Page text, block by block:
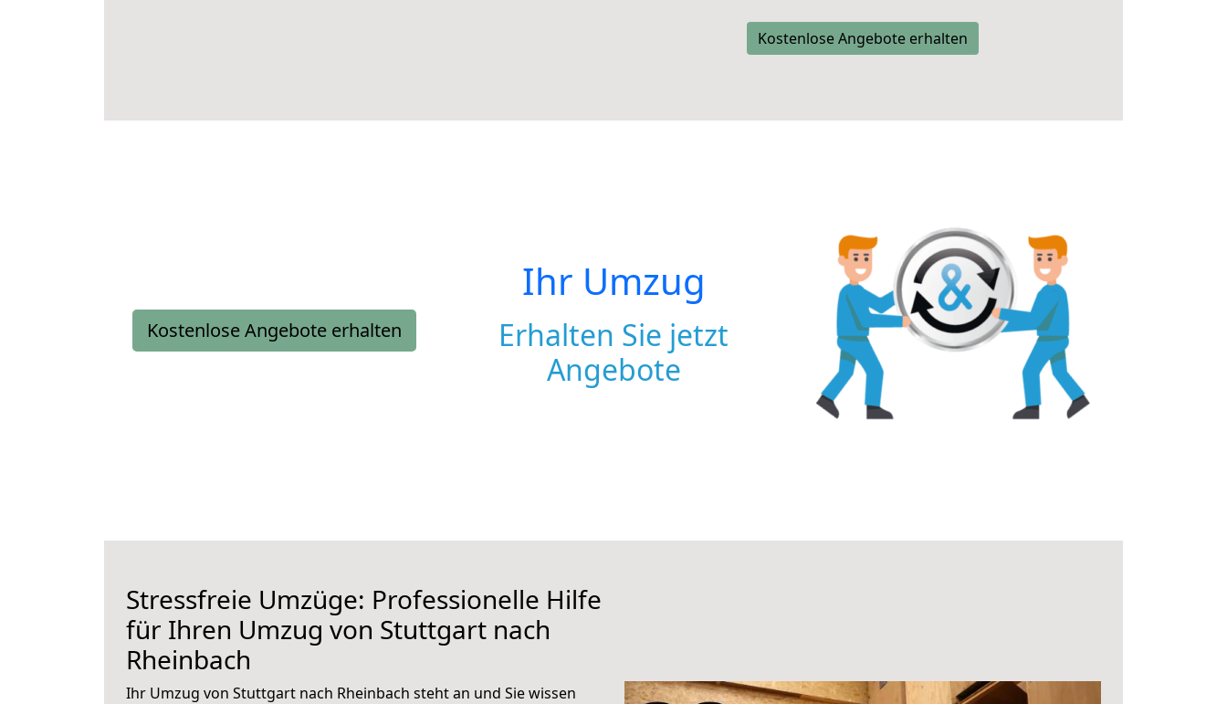
Kostenlose Angebote erhalten
Kostenlose Angebote erhalten
Ihr Umzug
Erhalten Sie jetzt
Angebote
Stressfreie Umzüge: Professionelle Hilfe
für Ihren Umzug von Stuttgart nach
Rheinbach
Ihr Umzug von Stuttgart nach Rheinbach steht an und Sie wissen